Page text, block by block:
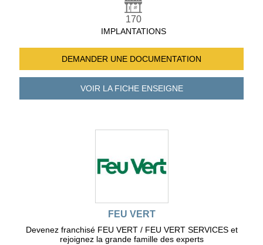
170
IMPLANTATIONS
DEMANDER UNE DOCUMENTATION
VOIR LA FICHEENSEIGNE
FEU VERT
Devenez franchisé FEU VERT / FEU VERT SERVICES et
rejoignez la grande famille des experts